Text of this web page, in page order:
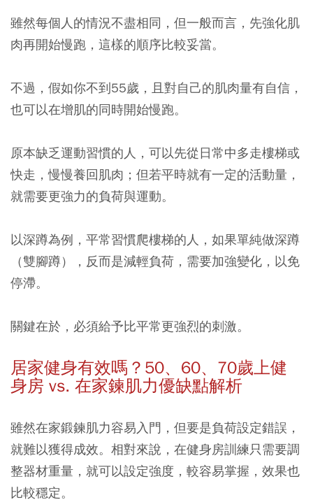
雖然每個人的情況不盡相同，但一般而言，先強化肌
肉再開始慢跑，這樣的順序比較妥當。
不過，假如你不到55歲，且對自己的肌肉量有自信，
也可以在增肌的同時開始慢跑。
原本缺乏運動習慣的人，可以先從日常中多走樓梯或
快走，慢慢養回肌肉；但若平時就有一定的活動量，
就需要更強力的負荷與運動。
以深蹲為例，平常習慣爬樓梯的人，如果單純做深蹲
（雙腳蹲），反而是減輕負荷，需要加強變化，以免
停滯。
關鍵在於，必須給予比平常更強烈的刺激。
居家健身有效嗎？50、60、70歲上健
身房 vs. 在家鍊肌力優缺點解析
雖然在家鍛鍊肌力容易入門，但要是負荷設定錯誤，
就難以獲得成效。相對來說，在健身房訓練只需要調
整器材重量，就可以設定強度，較容易掌握，效果也
比較穩定。